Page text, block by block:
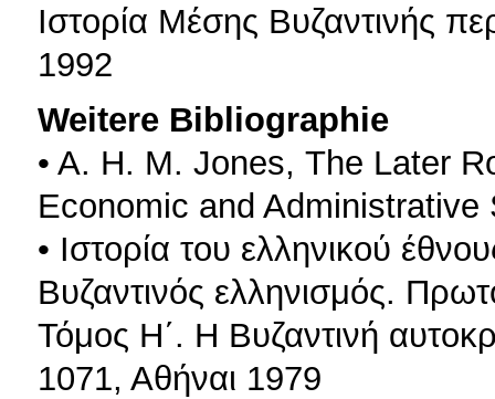
Ιστορία Μέσης Βυζαντινής
1992
Weitere Bibliographie
• A. H. M. Jones, Τhe Later
Economic and Administrative
• Ιστορία του ελληνικού
Βυζαντινός ελληνισμός.
Τόμος Η΄. Η Βυζαντινή
1071, Αθήναι 1979